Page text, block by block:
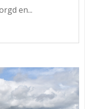
en...